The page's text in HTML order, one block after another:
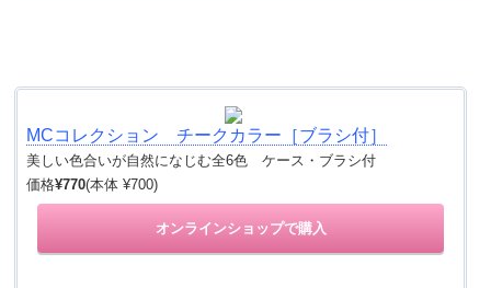
MCコレクション チークカラー［ブラシ付］
美しい色合いが自然になじむ全6色 ケース・ブラシ付
価格¥770(本体 ¥700)
オンラインショップで購入